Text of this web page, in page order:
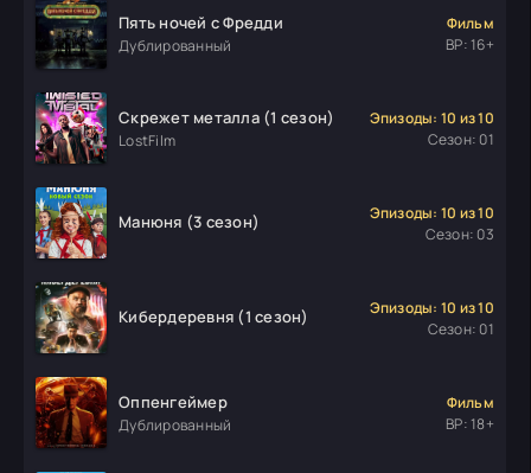
Пять ночей с Фредди
Дублированный
Фильм
ВР: 16+
Скрежет металла (1 сезон)
LostFilm
Эпизоды: 10 из 10
Сезон: 01
Манюня (3 сезон)
Эпизоды: 10 из 10
Сезон: 03
Кибердеревня (1 сезон)
Эпизоды: 10 из 10
Сезон: 01
Оппенгеймер
Дублированный
Фильм
ВР: 18+